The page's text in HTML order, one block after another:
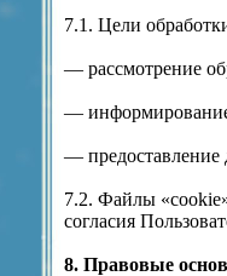
7.1. Цели
— рассмотрение
— информирование
— предоставление
7.2. Файлы
согласия
8. Правовые